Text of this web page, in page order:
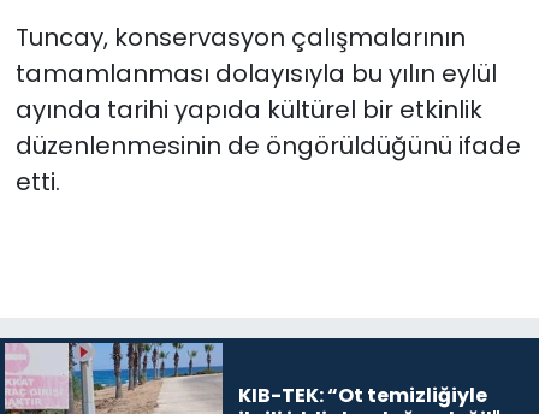
Tuncay, konservasyon çalışmalarının
tamamlanması dolayısıyla bu yılın eylül
ayında tarihi yapıda kültürel bir etkinlik
düzenlenmesinin de öngörüldüğünü ifade
etti.
KIB-TEK: “Ot temizliğiyle